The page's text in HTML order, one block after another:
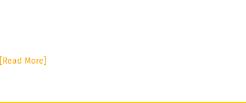
[Read More]